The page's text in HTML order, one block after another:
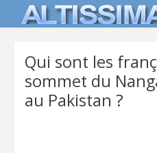
Qui sont les
sommet du
au Pakistan ?